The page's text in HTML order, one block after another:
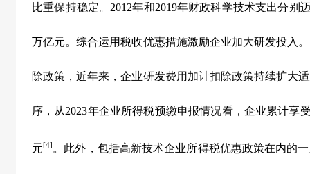
比重保持稳定。 2012年和2019年财政科学技术支出分别
万亿元。综合运用税收优惠措施激励企业加大研发投入。
除政策，近年来，企业研发费用加计扣除政策持续扩大
序，从2023年企业所得税预缴申报情况看，企业累计享
元[4] 。此外，包括高新技术企业所得税优惠政策在内的